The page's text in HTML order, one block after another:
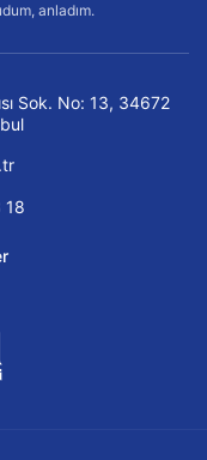
anladım.
Sok. No: 13, 34672
18